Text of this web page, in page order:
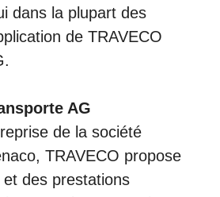
dans la plupart des
de TRAVECO
AG
de la société
TRAVECO propose
des prestations